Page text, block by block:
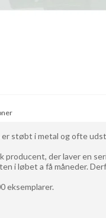
er støbt i metal og ofte
producent, der laver en
i løbet a få måneder.
eksemplarer.